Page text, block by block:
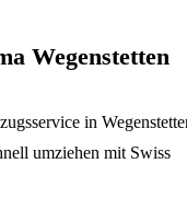
Wegenstetten
in
umziehen mit Swiss